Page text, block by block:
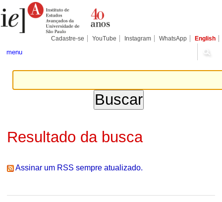
para
conteúdo.
Pessoais
Cadastre-se YouTube Instagram WhatsApp English
menu
Resultado da busca
Assinar um RSS sempre atualizado.